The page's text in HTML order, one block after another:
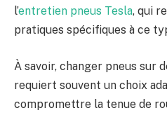
l’entretien pneus Tesla, qui
pratiques spécifiques à ce
À savoir, changer pneus sur
requiert souvent un choix
compromettre la tenue de